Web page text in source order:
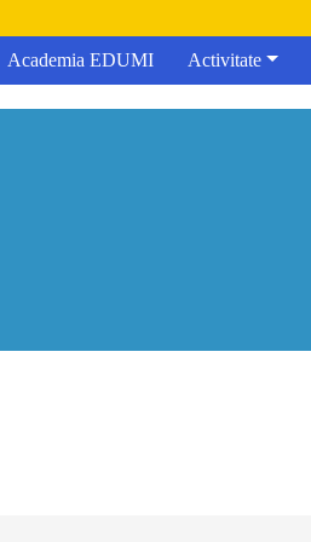
Academia EDUMI Activitate